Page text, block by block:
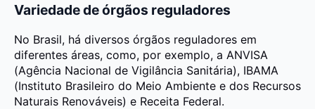
Variedade de órgãos reguladores
No Brasil, há diversos órgãos reguladores em
diferentes áreas, como, por exemplo, a ANVISA
(Agência Nacional de Vigilância Sanitária), IBAMA
(Instituto Brasileiro do Meio Ambiente e dos Recursos
Naturais Renováveis) e Receita Federal.